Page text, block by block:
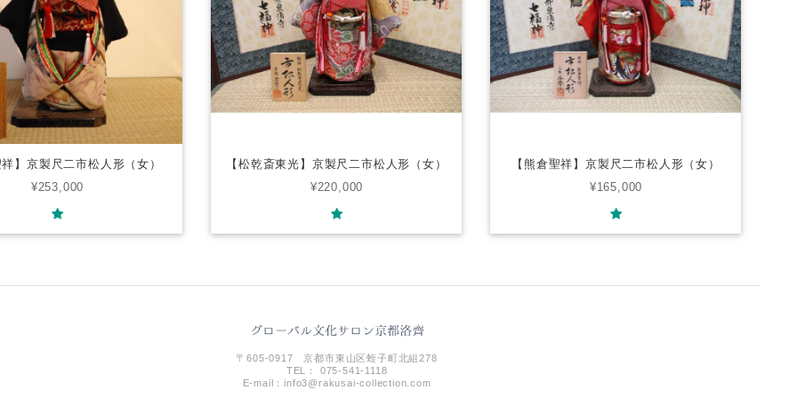
】京製尺二市松人形（女）
¥253,000
【松乾斎東光】京製尺二市松人形（女）
¥220,000
【熊倉聖祥】京製尺二市松人形（女）
¥165,000
〒605-0917 京都市東山区蛭子町北組278
TEL： 075-541-1118
E-mail：info3@rakusai-collection.com